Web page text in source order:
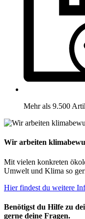
Mehr als 9.500
Wir arbeiten
Mit vielen konkreten
Umwelt und Klima so
Hier findest du weitere
Benötigst du Hilfe zu
gerne deine Fragen.